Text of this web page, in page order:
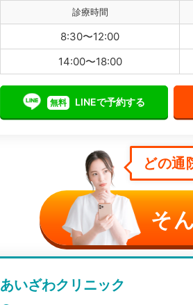
診療時間
8:30〜12:00
14:00〜18:00
無料 LINEで予約する
どの通
そ
あいざわクリニック